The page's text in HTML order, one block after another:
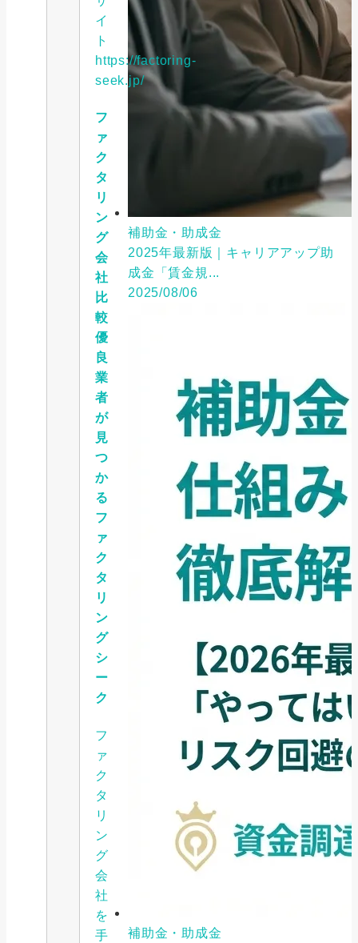
イ
ト
https://factoring-
seek.jp/
フ
ァ
ク
タ
リ
ン
グ
会
社
比
較
優
良
業
者
が
見
つ
か
る
フ
ァ
ク
タ
リ
ン
グ
シ
ー
ク
フ
ァ
ク
タ
リ
ン
グ
会
社
を
手
補助金・助成金
2025年最新版｜キャリアアップ助
成金「賃金規...
2025/08/06
補助金・助成金